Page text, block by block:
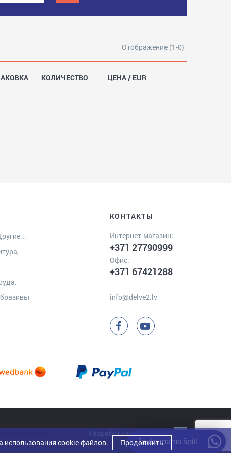
Отображение (1-0)
КОЛИЧЕСТВО ЦЕНА / EUR
КОНТАКТЫ
Интернет-магазин:
+371 27790999
Офис:
+371 67421288
info@delve2.lv
Разработчик:
использования cookie-файлов. Продолжить
Jautā mums šeit!